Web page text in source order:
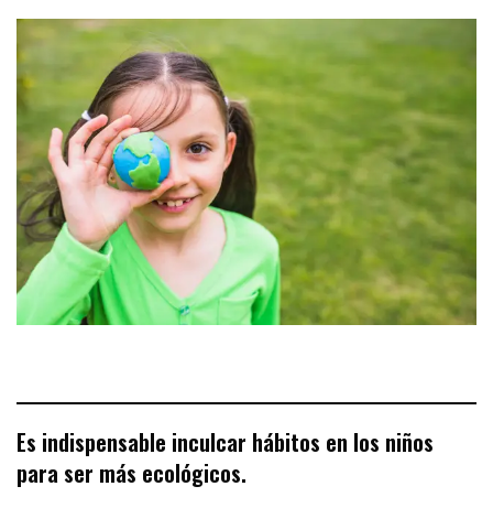
Es indispensable inculcar hábitos en los niños
para ser más ecológicos.